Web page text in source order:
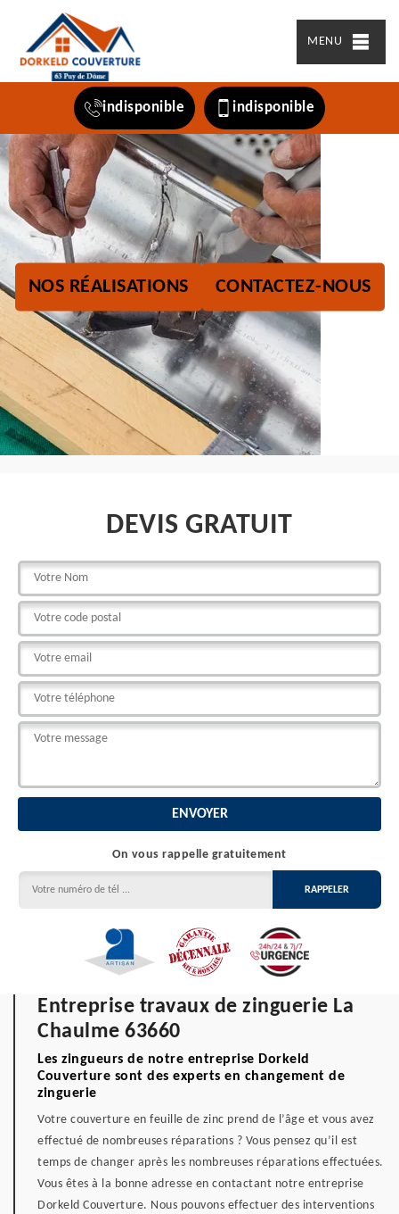
MENU
indisponible indisponible
NOS RÉALISATIONS CONTACTEZ-NOUS
DEVIS GRATUIT
On vous rappelle gratuitement
Entreprise travaux de zinguerie La
Chaulme 63660
Les zingueurs de notre entreprise Dorkeld
Couverture sont des experts en changement de
zinguerie
Votre couverture en feuille de zinc prend de l’âge et vous avez
effectué de nombreuses réparations ? Vous pensez qu’il est
temps de changer après les nombreuses réparations effectuées.
Vous êtes à la bonne adresse en contactant notre entreprise
Dorkeld Couverture. Nous pouvons effectuer des interventions